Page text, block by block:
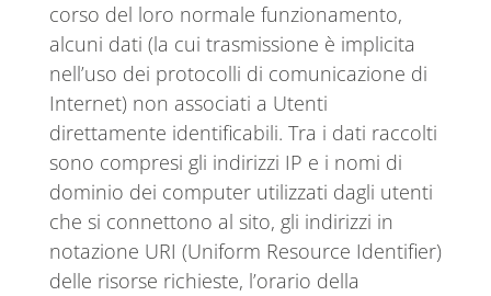
corso del loro normale funzionamento,
alcuni dati (la cui trasmissione è implicita
nell’uso dei protocolli di comunicazione di
Internet) non associati a Utenti
direttamente identificabili. Tra i dati raccolti
sono compresi gli indirizzi IP e i nomi di
dominio dei computer utilizzati dagli utenti
che si connettono al sito, gli indirizzi in
notazione URI (Uniform Resource Identifier)
delle risorse richieste, l’orario della